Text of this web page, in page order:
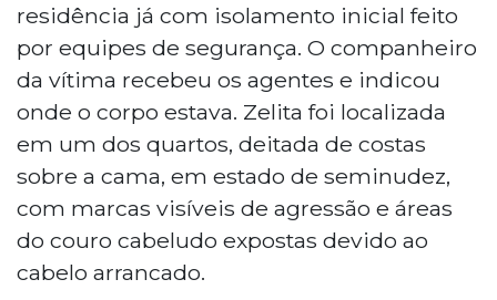
residência já com isolamento inicial feito
por equipes de segurança. O companheiro
da vítima recebeu os agentes e indicou
onde o corpo estava. Zelita foi localizada
em um dos quartos, deitada de costas
sobre a cama, em estado de seminudez,
com marcas visíveis de agressão e áreas
do couro cabeludo expostas devido ao
cabelo arrancado.